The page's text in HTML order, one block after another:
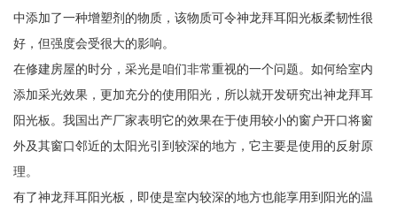
中添加了一种增塑剂的物质，该物质可令神龙拜耳阳光板柔韧性很
好，但强度会受很大的影响。
在修建房屋的时分，采光是咱们非常重视的一个问题。如何给室内
添加采光效果，更加充分的使用阳光，所以就开发研究出神龙拜耳
阳光板。我国出产厂家表明它的效果在于使用较小的窗户开口将窗
外及其窗口邻近的太阳光引到较深的地方，它主要是使用的反射原
理。
有了神龙拜耳阳光板，即使是室内较深的地方也能享用到阳光的温